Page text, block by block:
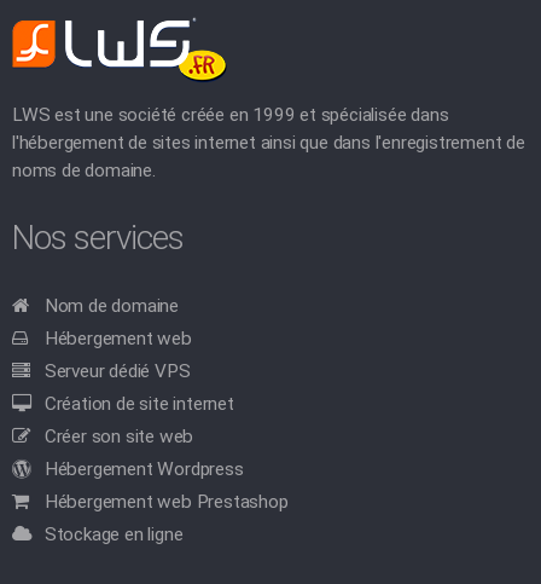
LWS est une société créée en 1999 et spécialisée dans
l'hébergement de sites internet ainsi que dans l'enregistrement de
noms de domaine.
Nos services
Nom de domaine
Hébergement web
Serveur dédié VPS
Création de site internet
Créer son site web
Hébergement Wordpress
Hébergement web Prestashop
Stockage en ligne